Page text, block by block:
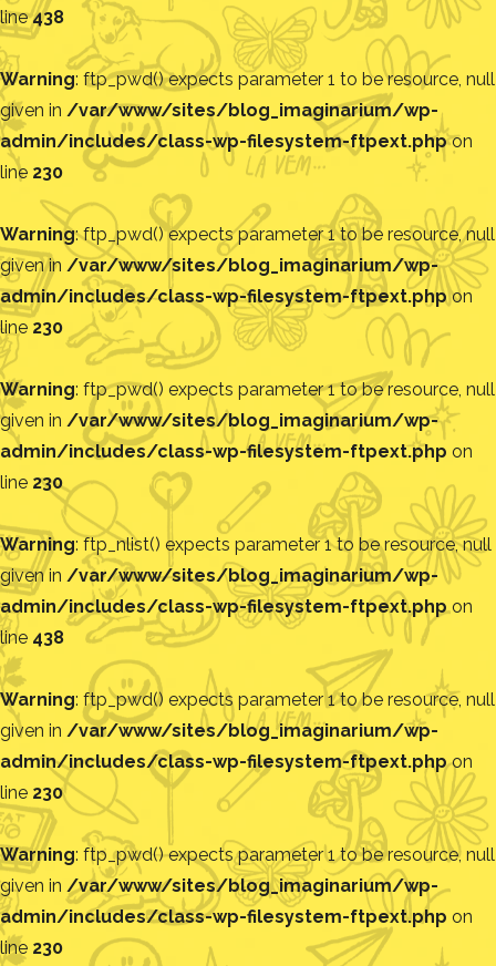
line438
Warning: ftp_pwd() expects parameter 1 to be resource, null
given in /var/www/sites/blog_imaginarium/wp-
admin/includes/class-wp-filesystem-ftpext.phpon
line 230
Warning: ftp_pwd() expects parameter 1 to be resource, null
given in /var/www/sites/blog_imaginarium/wp-
admin/includes/class-wp-filesystem-ftpext.phpon
line 230
Warning: ftp_pwd() expects parameter 1 to be resource, null
given in /var/www/sites/blog_imaginarium/wp-
admin/includes/class-wp-filesystem-ftpext.php on
line 230
Warning: ftp_nlist() expects parameter 1 to be resource, null
given in /var/www/sites/blog_imaginarium/wp-
admin/includes/class-wp-filesystem-ftpext.phpon
line 438
Warning: ftp_pwd() expects parameter 1 to be resource, null
given in /var/www/sites/blog_imaginarium/wp-
admin/includes/class-wp-filesystem-ftpext.phpon
line 230
Warning: ftp_pwd() expects parameter 1 to be resource, null
given in /var/www/sites/blog_imaginarium/wp-
admin/includes/class-wp-filesystem-ftpext.php on
line 230